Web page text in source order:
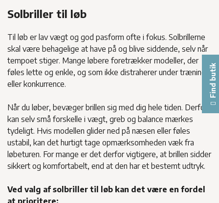
Solbriller til løb
Til løb er lav vægt og god pasform ofte i fokus. Solbrillerne
skal være behagelige at have på og blive siddende, selv når
tempoet stiger. Mange løbere foretrækker modeller, der
føles lette og enkle, og som ikke distraherer under træning
eller konkurrence.
Når du løber, bevæger brillen sig med dig hele tiden. Derfor
kan selv små forskelle i vægt, greb og balance mærkes
tydeligt. Hvis modellen glider ned på næsen eller føles
ustabil, kan det hurtigt tage opmærksomheden væk fra
løbeturen. For mange er det derfor vigtigere, at brillen sidder
sikkert og komfortabelt, end at den har et bestemt udtryk.
Ved valg af solbriller til løb kan det være en fordel
at prioritere:
Find butik